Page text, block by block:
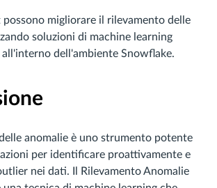
possono migliorare il rilevamento delle
soluzioni di machine learning
all'interno dell'ambiente Snowflake.
anomalie è uno strumento potente
per identificare proattivamente e
nei dati. Il Rilevamento Anomalie